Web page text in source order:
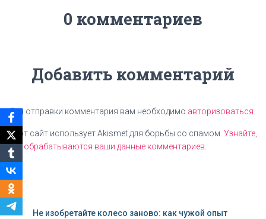
0 комментариев
Добавить комментарий
Для отправки комментария вам необходимо авторизоваться
Этот сайт использует Akismet для борьбы со спамом. Узнайте,
как обрабатываются ваши данные комментариев
Не изобретайте колесо заново: как чужой опыт